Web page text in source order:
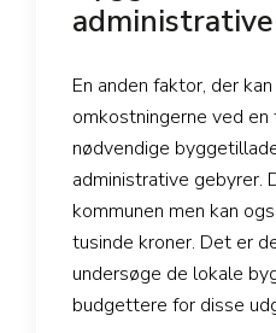
En anden faktor, der
omkostningerne ved en
nødvendige
administrative gebyrer.
kommunen men kan
tusinde kroner. Det er
undersøge de lokale
budgettere for disse